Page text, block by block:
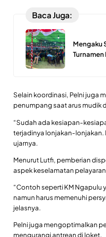
Baca Juga:
Mengaku
Turnamen
Selain koordinasi, Pelni juga
penumpang saat arus mudik
“Sudah ada kesiapan-
terjadinya lonjakan-lonjakan.
ujarnya.
Menurut Lutfi, pemberian
aspek keselamatan
“Contoh seperti KM
namun harus memenuhi
jelasnya.
Pelni juga mengoptimalkan
mengurangi antrean di loket.